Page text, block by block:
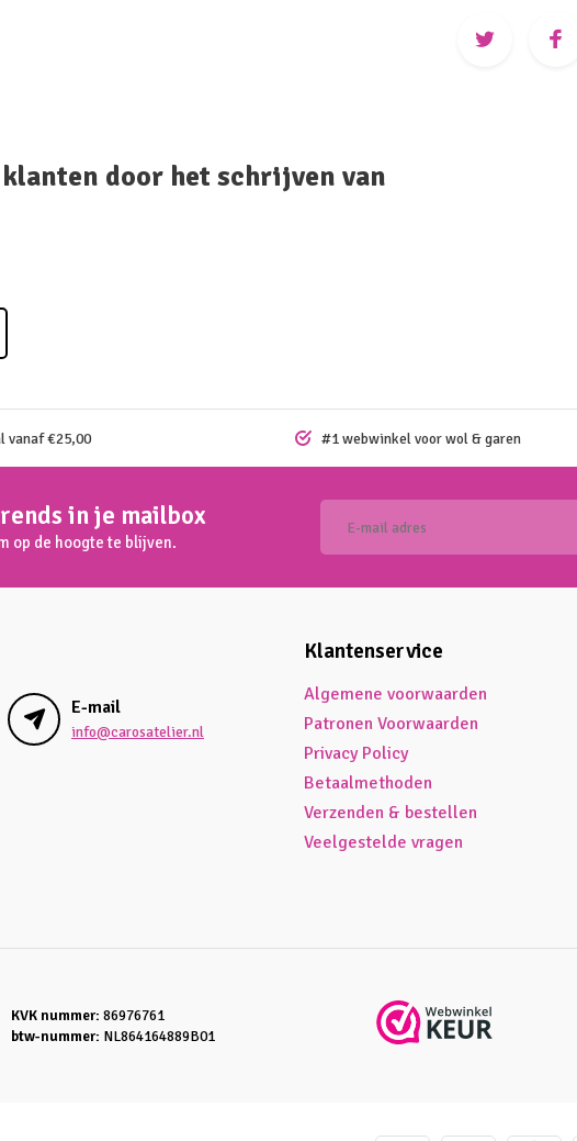
door het schrijven van
vanaf €25,00 #1 webwinkel voor wol & garen
in je mailbox
op de hoogte te blijven.
E-mail
info@carosatelier.nl
Klantenservice
Algemene voorwaarden
Patronen Voorwaarden
Privacy Policy
Betaalmethoden
Verzenden & bestellen
Veelgestelde vragen
KVK nummer: 86976761
btw-nummer: NL864164889B01